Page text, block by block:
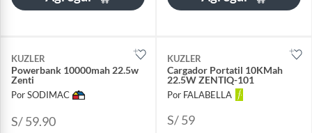
KUZLER
Powerbank 10000mah 22.5w
Zenti
Por SODIMAC
S/ 59.90
KUZLER
Cargador Portatil 10KMah
22.5W ZENTIQ-101
Por FALABELLA
S/ 59